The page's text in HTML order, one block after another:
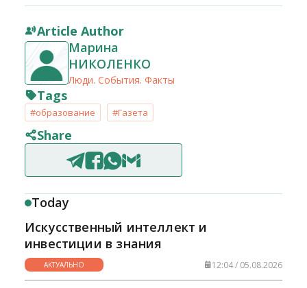
Article Author
Марина
НИКОЛЕНКО
Люди. События. Факты
Tags
#образование #Газета
Share
Today
Искусственный интеллект и
инвестиции в знания
АКТУАЛЬНО 12:04 / 05.08.2026